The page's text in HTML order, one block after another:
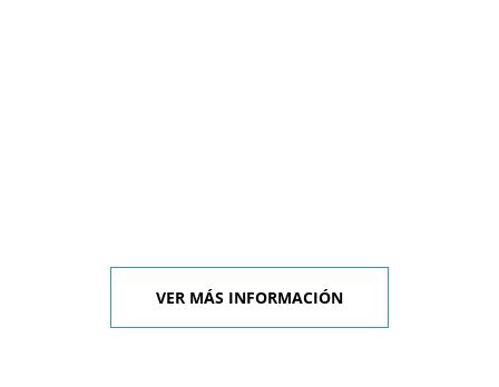
VER MÁS INFORMACIÓN